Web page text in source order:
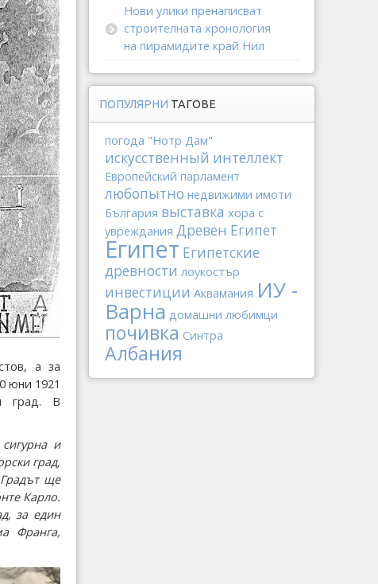
а за
юни 1921
град. В
и
град,
ще
Карло.
за един
Франга,
Нови улики пренаписват
строителната хронология
на пирамидите край Нил
ПОПУЛЯРНИ ТАГОВЕ
погода "Нотр Дам"
искусственный интеллект
Европейский парламент
любопытно недвижими имоти
България выставка хора с
увреждания Древен Египет
Египет Египетские
древности лоукостър
инвестиции Аквамания ИУ -
Варна домашни любимци
почивка Синтра
Албания